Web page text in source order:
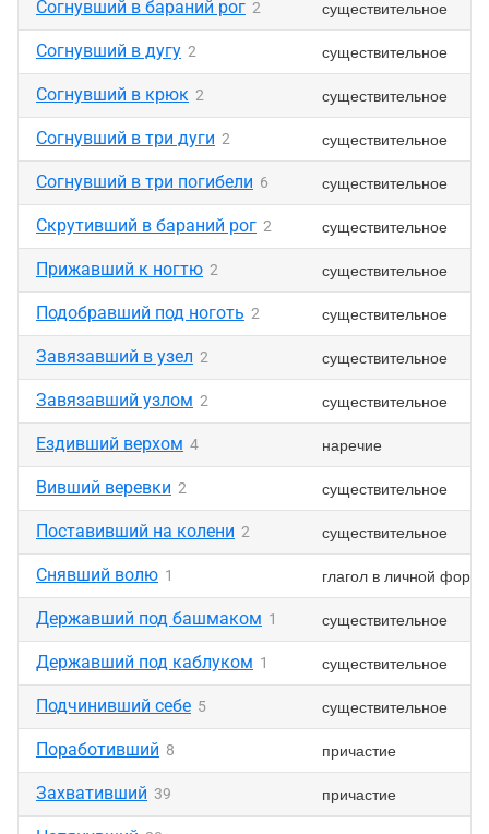
Согнувший в бараний рог 2 существительное
Согнувший в дугу 2 существительное
Согнувший в крюк 2 существительное
Согнувший в три дуги 2 существительное
Согнувший в три погибели 6 существительное
Скрутивший в бараний рог 2 существительное
Прижавший к ногтю 2 существительное
Подобравший под ноготь 2 существительное
Завязавший в узел 2 существительное
Завязавший узлом 2 существительное
Ездивший верхом 4 наречие
Вивший веревки 2 существительное
Поставивший на колени 2 существительное
Снявший волю 1 глагол в личной форме
Державший под башмаком 1 существительное
Державший под каблуком 1 существительное
Подчинивший себе 5 существительное
Поработивший 8 причастие
Захвативший 39 причастие